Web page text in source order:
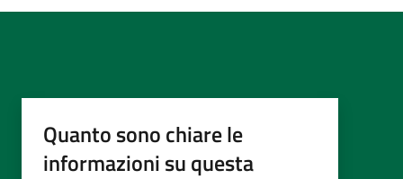
Quanto sono chiare le
informazioni su questa